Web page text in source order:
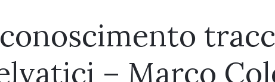
– Marco